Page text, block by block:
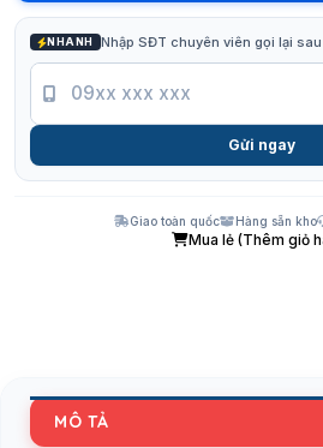
NHANH Nhập SĐT chuyên viên gọi lại
Gửi ngay
Giao toàn quốc Hàng sẵn kho
Mua lẻ (Thêm giỏ
MÔ TẢ